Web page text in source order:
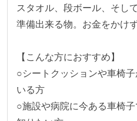
スタオル、段ボール、そし
準備出来る物。お金をかけ
【こんな方におすすめ】
○シートクッションや車椅
いる方
○施設や病院に今ある車椅